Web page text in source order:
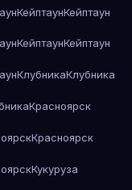
КейптаунКейптаун
КейптаунКейптаун
КлубникаКлубника
Красноярск
Красноярск
Кукуруза